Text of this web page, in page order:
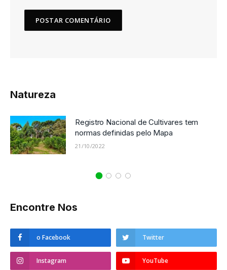
Natureza
Registro Nacional de Cultivares tem
normas definidas pelo Mapa
21/10/2022
Encontre Nos
o Facebook Twitter
Instagram YouTube